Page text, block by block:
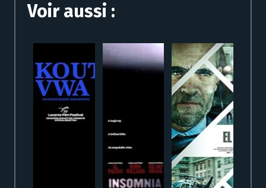
Voir aussi :